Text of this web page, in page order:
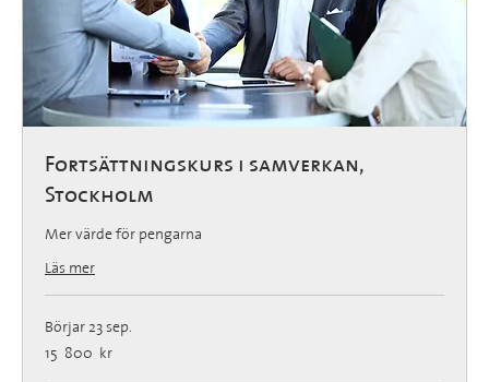
Fortsättningskurs i samverkan,
Stockholm
Mer värde för pengarna
Läs mer
Börjar 23 sep.
15 800
svenska
15 800 kr